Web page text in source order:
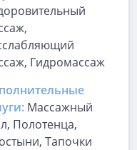
Гидромассаж
Массажный
Полотенца,
Тапочки